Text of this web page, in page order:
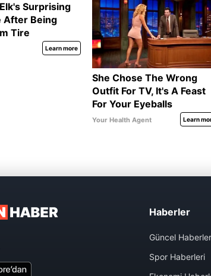
Haberler
Güncel Haberler
Spor Haberleri